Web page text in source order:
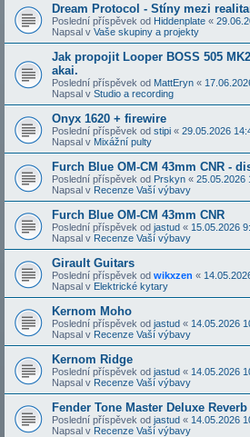
Dream Protocol - Stíny mezi
Poslední příspěvek od Hiddenplate «
Napsal v Vaše skupiny a projekty
Jak propojit Looper BOSS 505
akai.
Poslední příspěvek od MattEryn «
Napsal v Studio a recording
Onyx 1620 + firewire
Poslední příspěvek od stipi « 29.05.2026
Napsal v Mixážní pulty
Furch Blue OM-CM 43mm CNR -
Poslední příspěvek od Prskyn « 25.05.2026
Napsal v Recenze Vaší výbavy
Furch Blue OM-CM 43mm CNR
Poslední příspěvek od jastud « 15.05.2026
Napsal v Recenze Vaší výbavy
Girault Guitars
Poslední příspěvek od wikxzen «
Napsal v Elektrické kytary
Kernom Moho
Poslední příspěvek od jastud « 14.05.2026
Napsal v Recenze Vaší výbavy
Kernom Ridge
Poslední příspěvek od jastud « 14.05.2026
Napsal v Recenze Vaší výbavy
Fender Tone Master Deluxe Reverb
Poslední příspěvek od jastud « 14.05.2026
Napsal v Recenze Vaší výbavy